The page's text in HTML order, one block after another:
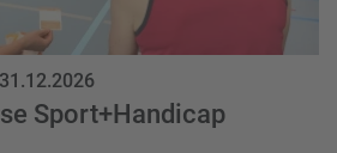
31.12.2026
Sport+Handicap